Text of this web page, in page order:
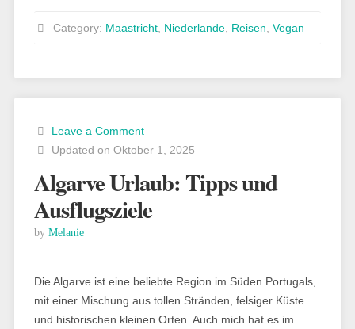
Category: Maastricht, Niederlande, Reisen Vegan
Leave a Comment
Updated on Oktober 1, 2025
Algarve Urlaub: Tipps und
Ausflugsziele
by Melanie
Die Algarve ist eine beliebte Region im Süden Portugals,
mit einer Mischung aus tollen Stränden, felsiger Küste
und historischen kleinen Orten. Auch mich hat es im